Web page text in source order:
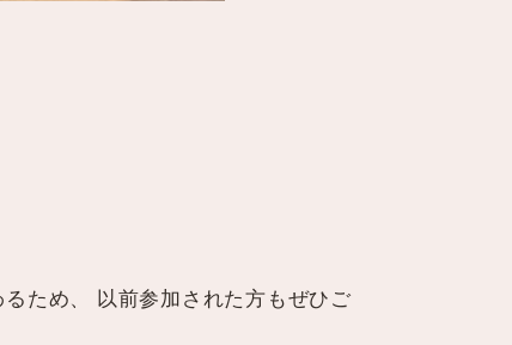
ため、 以前参加された方もぜひご